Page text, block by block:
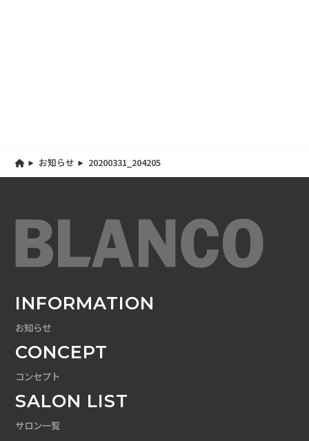
お知らせ 20200331_204205
INFORMATION
お知らせ
CONCEPT
コンセプト
SALON LIST
サロン一覧